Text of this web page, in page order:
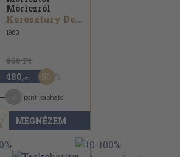
MEGNÉZEM
Móriczról
Keresztury Dezső...
1980
960 Ft
480 ,-Ft 50
pont kapható